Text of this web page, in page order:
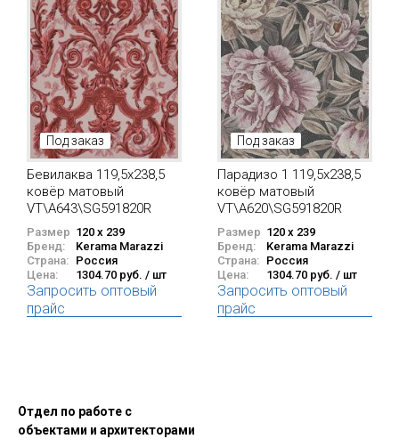
Под заказ
Бевилаква 119,5x238,5
ковёр матовый
VT\A643\SG591820R
Размер 120 x 239
Бренд:
Kerama Marazzi
Страна: Россия
Цена:
1304.70 руб. / шт
Запросить оптовый
прайс
Под заказ
Парадизо 1 119,5x238,5
ковёр матовый
VT\A620\SG591820R
Размер 120 x 239
Бренд:
Kerama Marazzi
Страна: Россия
Цена:
1304.70 руб. / шт
Запросить оптовый
прайс
Отдел по работе с
объектами и архитекторами